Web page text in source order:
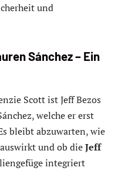
und
Sánchez – Ein
Scott ist Jeff Bezos
welche er erst
bleibt abzuwarten, wie
und ob dieJeff
integriert